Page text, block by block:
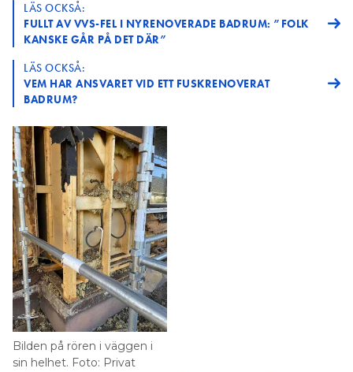
LÄS OCKSÅ:
FULLT AV VVS-FEL I NYRENOVERADE BADRUM: ”FOLK
KANSKE GÅR PÅ DET DÄR”
LÄS OCKSÅ:
VEM HAR ANSVARET VID ETT FUSKRENOVERAT
BADRUM?
Bilden på rören i väggen i
sin helhet. Foto: Privat